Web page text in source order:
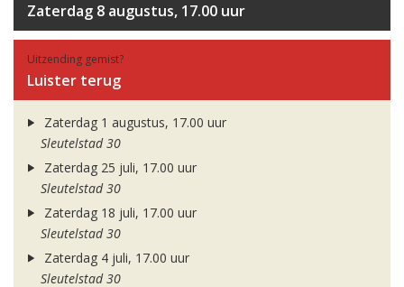
Zaterdag 8 augustus, 17.00 uur
Uitzending gemist?
Luister terug
Zaterdag 1 augustus, 17.00 uur
Sleutelstad 30
Zaterdag 25 juli, 17.00 uur
Sleutelstad 30
Zaterdag 18 juli, 17.00 uur
Sleutelstad 30
Zaterdag 4 juli, 17.00 uur
Sleutelstad 30